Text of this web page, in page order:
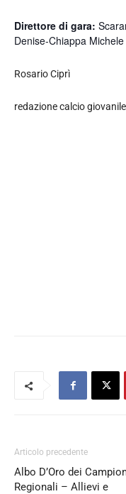
Direttore di gara:
Denise-Chiappa
Rosario Ciprì
redazione calcio
Articolo precedente
Albo D’Oro dei
Regionali – Allievi e